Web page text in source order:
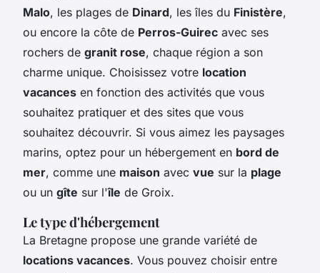
Malo, les plages de Dinard, les îles du Finistère,
ou encore la côte de Perros-Guirec avec ses
rochers de granit rose, chaque région a son
charme unique. Choisissez votre location
vacances en fonction des activités que vous
souhaitez pratiquer et des sites que vous
souhaitez découvrir. Si vous aimez les paysages
marins, optez pour un hébergement en bord de
mer, comme une maison avec vue sur la plage
ou un gîte sur l'île de Groix.
Le type d'hébergement
La Bretagne propose une grande variété de
locations vacances. Vous pouvez choisir entre